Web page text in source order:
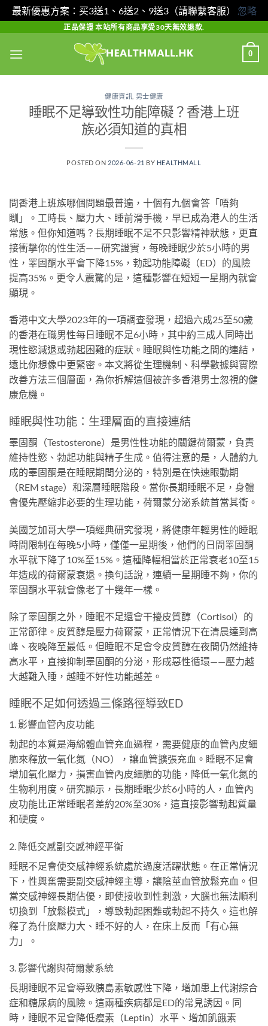
最新優惠方案：买3送1、6送2、9送3（請聯繫客服） 忽略
content
正品保證 本站所有商品享受30天無效退款.
0
健康資訊 男士健康
睡眠不足導致性功能障礙？香港上班
族必須知道的真相
POSTED ON 2026-06-21 BY HEALTHMALL
問香港上班族哪個問題最普遍，十個有九個會答「唔夠
瞓」。工時長、壓力大、睡前滑手機，早已成為港人的生活
常態。但你知道嗎？長期睡眠不足不只影響精神狀態，更直
接衝擊你的性生活——研究證實，每晚睡眠少於5小時的男
性，睪固酮水平會下降15%，勃起功能障礙（ED）的風險
提高35%。更令人震驚的是，這種影響在短短一星期內就會
顯現。
香港中文大學2023年的一項調查發現，超過六成25至50歲
的香港在職男性每日睡眠不足6小時，其中約三成人同時出
現性慾減退或勃起困難的症狀。睡眠與性功能之間的連結，
遠比你想像中更緊密。本文將從生理機制、科學數據與實際
改善方法三個層面，為你拆解這個被許多香港男士忽視的健
康危機。
睡眠與性功能：生理層面的直接連結
睪固酮（Testosterone）是男性性功能的關鍵荷爾蒙，負責
維持性慾、勃起功能與精子生成。值得注意的是，人體約九
成的睪固酮是在睡眠期間分泌的，特別是在快速眼動期
（REM stage）和深層睡眠階段。當你長期睡眠不足，身體
會優先壓縮非必要的生理功能，荷爾蒙分泌系統首當其衝。
美國芝加哥大學一項經典研究發現，將健康年輕男性的睡眠
時間限制在每晚5小時，僅僅一星期後，他們的日間睪固酮
水平就下降了10%至15%。這種降幅相當於正常衰老10至15
年造成的荷爾蒙衰退。換句話說，連續一星期睡不夠，你的
睪固酮水平就會像老了十幾年一樣。
除了睪固酮之外，睡眠不足還會干擾皮質醇（Cortisol）的
正常節律。皮質醇是壓力荷爾蒙，正常情況下在清晨達到高
峰、夜晚降至最低。但睡眠不足會令皮質醇在夜間仍然維持
高水平，直接抑制睪固酮的分泌，形成惡性循環——壓力越
大越難入睡，越睡不好性功能越差。
睡眠不足如何透過三條路徑導致ED
1. 影響血管內皮功能
勃起的本質是海綿體血管充血過程，需要健康的血管內皮細
胞來釋放一氧化氮（NO），讓血管擴張充血。睡眠不足會
增加氧化壓力，損害血管內皮細胞的功能，降低一氧化氮的
生物利用度。研究顯示，長期睡眠少於6小時的人，血管內
皮功能比正常睡眠者差約20%至30%，這直接影響勃起質量
和硬度。
2. 降低交感副交感神經平衡
睡眠不足會使交感神經系統處於過度活躍狀態。在正常情況
下，性興奮需要副交感神經主導，讓陰莖血管放鬆充血。但
當交感神經長期佔優，即使接收到性刺激，大腦也無法順利
切換到「放鬆模式」，導致勃起困難或勃起不持久。這也解
釋了為什麼壓力大、睡不好的人，在床上反而「有心無
力」。
3. 影響代謝與荷爾蒙系統
長期睡眠不足會導致胰島素敏感性下降，增加患上代謝綜合
症和糖尿病的風險。這兩種疾病都是ED的常見誘因。同
時，睡眠不足會降低瘦素（Leptin）水平、增加飢餓素